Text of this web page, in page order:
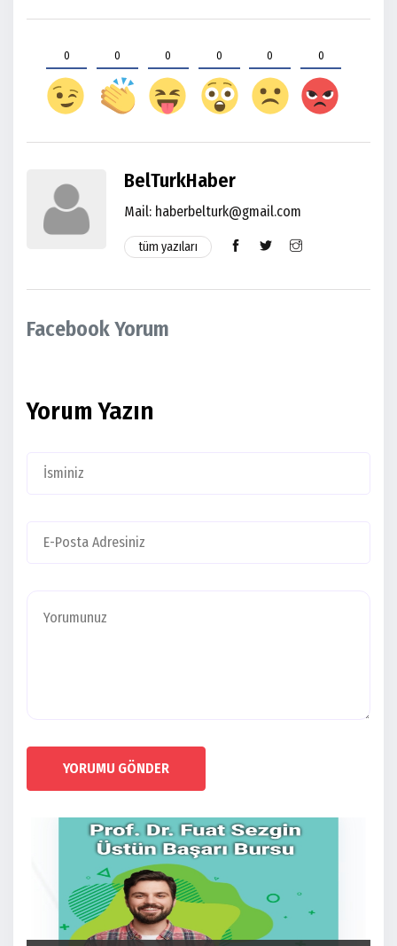
0 0 0 0 0 0
BelTurkHaber
Mail: haberbelturk@gmail.com
tüm yazıları
Facebook Yorum
Yorum Yazın
YORUMU GÖNDER